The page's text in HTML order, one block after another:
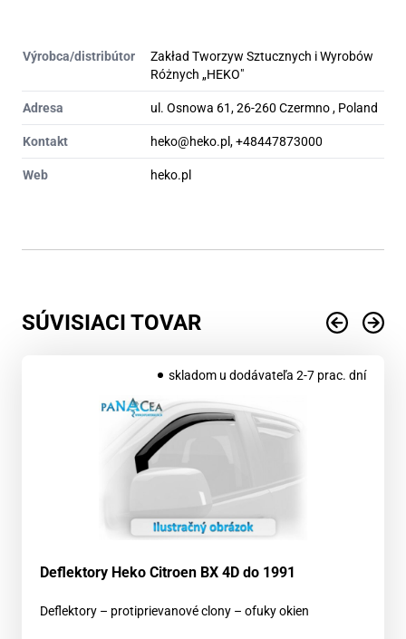
Výrobca/distribútor
Zakład Tworzyw Sztucznych i Wyrobów
Różnych „HEKO"
Adresa ul. Osnowa 61, 26-260 Czermno , Poland
Kontakt heko@heko.pl, +48447873000
Web heko.pl
SÚVISIACI TOVAR
skladom u dodávateľa 2-7 prac. dní
Deflektory Heko Citroen BX 4D do 1991
Deflektory – protiprievanové clony – ofuky okien